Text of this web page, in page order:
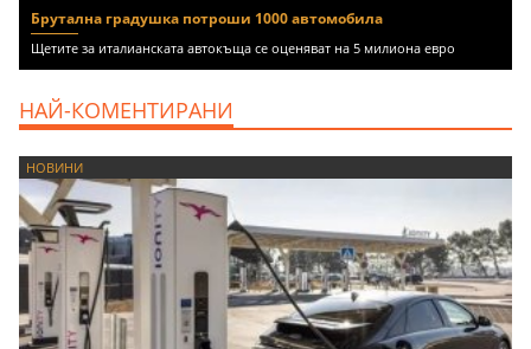
Брутална градушка потроши 1000 автомобила
Щетите за италианската автокъща се оценяват на 5 милиона евро
НАЙ-КОМЕНТИРАНИ
НОВИНИ